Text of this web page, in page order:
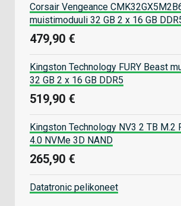
Corsair Vengeance
muistimoduuli 32 GB 2 x 16 GB
479,90 €
Kingston Technology FURY Beast
32 GB 2 x 16 GB DDR5
519,90 €
Kingston Technology NV3 2 TB M.2
4.0 NVMe 3D NAND
265,90 €
Datatronic pelikoneet